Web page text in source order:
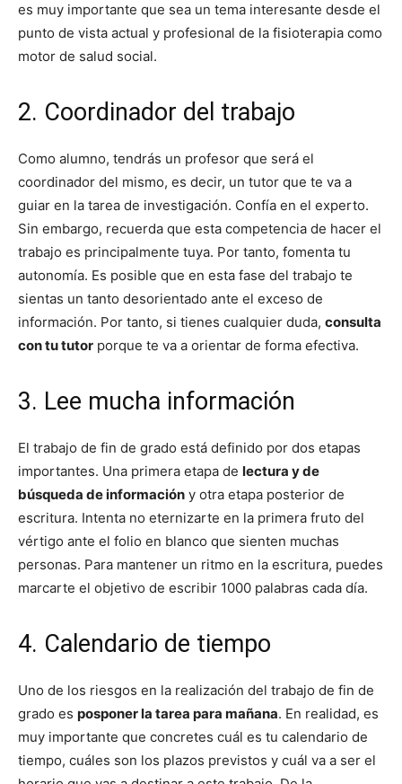
es muy importante que sea un tema interesante desde el
punto de vista actual y profesional de la fisioterapia como
motor de salud social.
2. Coordinador del trabajo
Como alumno, tendrás un profesor que será el
coordinador del mismo, es decir, un tutor que te va a
guiar en la tarea de investigación. Confía en el experto.
Sin embargo, recuerda que esta competencia de hacer el
trabajo es principalmente tuya. Por tanto, fomenta tu
autonomía. Es posible que en esta fase del trabajo te
sientas un tanto desorientado ante el exceso de
información. Por tanto, si tienes cualquier duda, consulta
con tu tutor porque te va a orientar de forma efectiva.
3. Lee mucha información
El trabajo de fin de grado está definido por dos etapas
importantes. Una primera etapa de lectura y de
búsqueda de información y otra etapa posterior de
escritura. Intenta no eternizarte en la primera fruto del
vértigo ante el folio en blanco que sienten muchas
personas. Para mantener un ritmo en la escritura, puedes
marcarte el objetivo de escribir 1000 palabras cada día.
4. Calendario de tiempo
Uno de los riesgos en la realización del trabajo de fin de
grado es posponer la tarea para mañana. En realidad, es
muy importante que concretes cuál es tu calendario de
tiempo, cuáles son los plazos previstos y cuál va a ser el